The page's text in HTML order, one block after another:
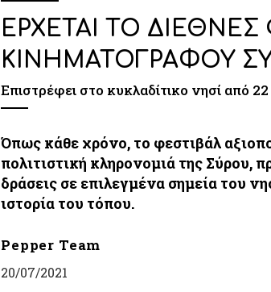
ΕΡΧΕΤΑΙ ΤΟ ΔΙΕΘΝΕΣ
ΚΙΝΗΜΑΤΟΓΡΑΦΟΥ
Επιστρέφει στο κυκλαδίτικο νησί από
Όπως κάθε χρόνο, το φεστιβάλ
πολιτιστική κληρονομιά της Σύρου,
δράσεις σε επιλεγμένα σημεία του
ιστορία του τόπου.
Pepper Team
20/07/2021